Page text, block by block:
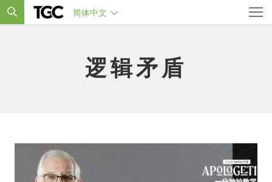
简体中文
逻辑矛盾